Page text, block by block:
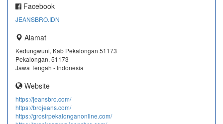
Facebook
JEANSBRO.IDN
Alamat
Kedungwuni, Kab Pekalongan 51173
Pekalongan, 51173
Jawa Tengah - Indonesia
Website
https://jeansbro.com/
https://brojeans.com/
https://grosirpekalonganonline.com/